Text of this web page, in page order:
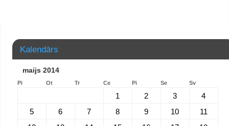
Kalendārs
maijs 2014
Pi Ot Tr Ce Pi Se Sv
1 2 3
4
5
6 7 8 9 10
11